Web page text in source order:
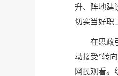
升、阵地建
切实当好职
在思政
动接受”转
网民观看。